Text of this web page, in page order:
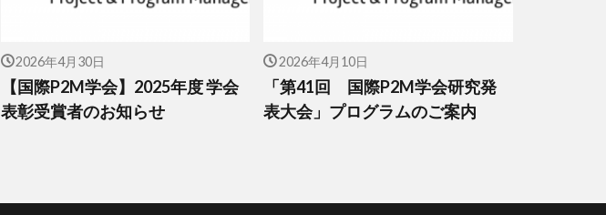
2026年4月30日
【国際P2M学会】2025年度 学会
表彰受賞者のお知らせ
2026年4月10日
「第41回 国際P2M学会研究発
表大会」プログラムのご案内